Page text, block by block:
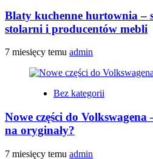
Blaty kuchenne hurtownia –
stolarni i producentów mebli
7 miesięcy temu admin
Bez kategorii
Nowe części do
na oryginały?
7 miesięcy temu admin